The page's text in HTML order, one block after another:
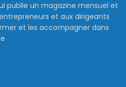
publie un magazine mensuel et
et aux dirigeants
et les accompagner dans